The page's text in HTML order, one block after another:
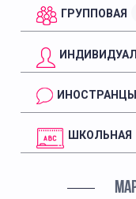
ГРУППОВАЯ
ИНОСТРАНЦЫ
ШКОЛЬНАЯ